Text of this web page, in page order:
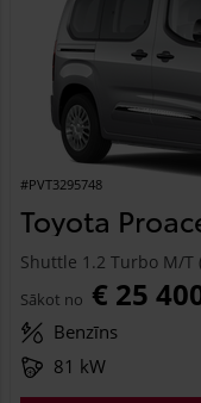
#PVT3295748
Toyota
Shuttle 1.2 Turbo M/T
Sākot no € 25
Benzīns
81 kW